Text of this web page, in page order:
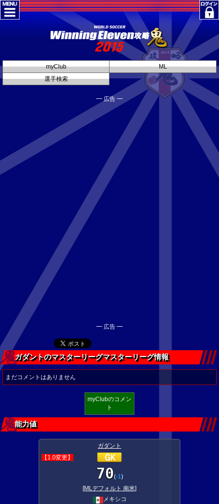
myClub
ML
選手検索
━ 広告 ━
━ 広告 ━
ガダントのマスターリーグマスターリーグ情報
まだコメントはありません
myClubのコメン
ト
能力値
ガダント
【1.0変更】
70(-1)
[MLデフォルト 南米]
メキシコ